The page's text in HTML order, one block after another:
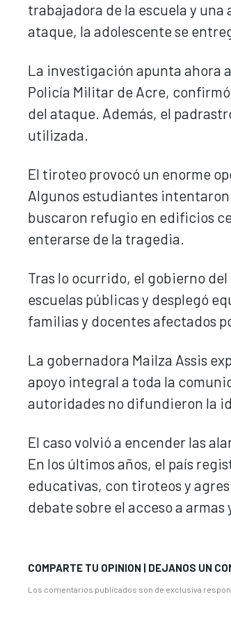
trabajadora de la escuela y una
ataque, la adolescente se
La investigación apunta ahora
Policía Militar de Acre,
del ataque. Además, el
utilizada.
El tiroteo provocó un enorme
Algunos estudiantes intentaron
buscaron refugio en edificios
enterarse de la tragedia.
Tras lo ocurrido, el gobierno
escuelas públicas y desplegó
familias y docentes afectados
La gobernadora Mailza Assis
apoyo integral a toda la
autoridades no difundieron la
El caso volvió a encender las
En los últimos años, el país
educativas, con tiroteos y
debate sobre el acceso a
COMPARTE TU OPINION | DEJANOS UN
Los comentarios publicados son de exclusiva